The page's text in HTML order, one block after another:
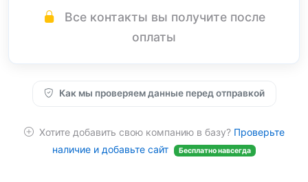
Все контакты вы получите после
оплаты
Как мы проверяем данные перед отправкой
Хотите добавить свою компанию в базу? Проверьте
наличие и добавьте сайт
Бесплатно навсегда